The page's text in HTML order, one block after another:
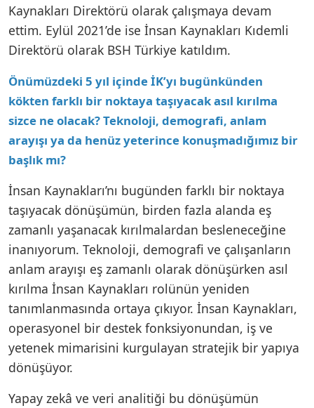
Kaynakları Direktörü olarak çalışmaya devam
ettim. Eylül 2021’de ise İnsan Kaynakları Kıdemli
Direktörü olarak BSH Türkiye katıldım.
Önümüzdeki 5 yıl içinde İK’yı bugünkünden
kökten farklı bir noktaya taşıyacak asıl kırılma
sizce ne olacak? Teknoloji, demografi, anlam
arayışı ya da henüz yeterince konuşmadığımız bir
başlık mı?
İnsan Kaynakları’nı bugünden farklı bir noktaya
taşıyacak dönüşümün, birden fazla alanda eş
zamanlı yaşanacak kırılmalardan besleneceğine
inanıyorum. Teknoloji, demografi ve çalışanların
anlam arayışı eş zamanlı olarak dönüşürken asıl
kırılma İnsan Kaynakları rolünün yeniden
tanımlanmasında ortaya çıkıyor. İnsan Kaynakları,
operasyonel bir destek fonksiyonundan, iş ve
yetenek mimarisini kurgulayan stratejik bir yapıya
dönüşüyor.
Yapay zekâ ve veri analitiği bu dönüşümün